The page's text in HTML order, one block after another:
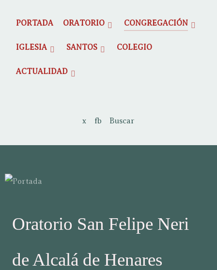
PORTADA ORATORIO CONGREGACIÓN
IGLESIA SANTOS COLEGIO
ACTUALIDAD
x fb Buscar
Oratorio San Felipe Neri
de Alcalá de Henares